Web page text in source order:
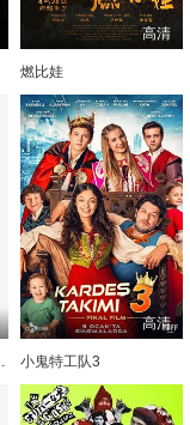
高清
燃比娃
案内幕
高清
小鬼特工队3